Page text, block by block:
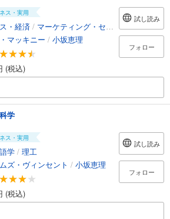
ス・実用
・経済 / マーケティング・セールス
マッキニー / 小坂恵理
(税込)
試し読み
フォロー
学
ス・実用
学 / 理工
ズ・ヴィンセント / 小坂恵理
(税込)
試し読み
フォロー